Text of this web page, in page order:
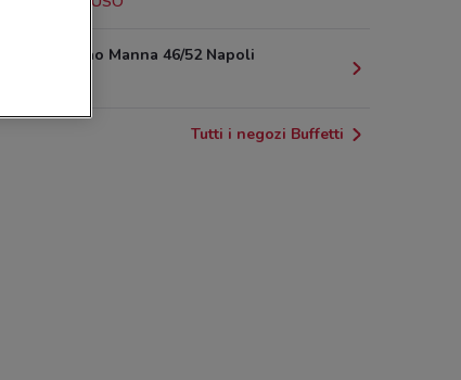
Via Stanislao Manna 46/52 Napoli
Tutti i negozi Buffetti